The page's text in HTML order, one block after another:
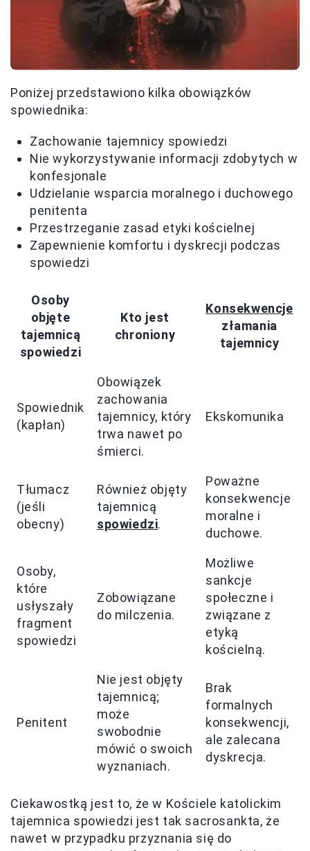
Poniżej przedstawiono kilka obowiązków
spowiednika:
Zachowanie tajemnicy spowiedzi
Nie wykorzystywanie informacji zdobytych w
konfesjonale
Udzielanie wsparcia moralnego i duchowego
penitenta
Przestrzeganie zasad etyki kościelnej
Zapewnienie komfortu i dyskrecji podczas
spowiedzi
Osoby
objęte
tajemnicą
spowiedzi
Kto jest
chroniony
Konsekwencje
złamania
tajemnicy
Spowiednik
(kapłan)
Obowiązek
zachowania
tajemnicy, który
trwa nawet po
śmierci.
Ekskomunika
Tłumacz
(jeśli
obecny)
Również objęty
tajemnicą
spowiedzi.
Poważne
konsekwencje
moralne i
duchowe.
Osoby,
które
usłyszały
fragment
spowiedzi
Zobowiązane
do milczenia.
Możliwe
sankcje
społeczne i
związane z
etyką
kościelną.
Penitent
Nie jest objęty
tajemnicą;
może
swobodnie
mówić o swoich
wyznaniach.
Brak
formalnych
konsekwencji,
ale zalecana
dyskrecja.
Ciekawostką jest to, że w Kościele katolickim
tajemnica spowiedzi jest tak sacrosankta, że
nawet w przypadku przyznania się do